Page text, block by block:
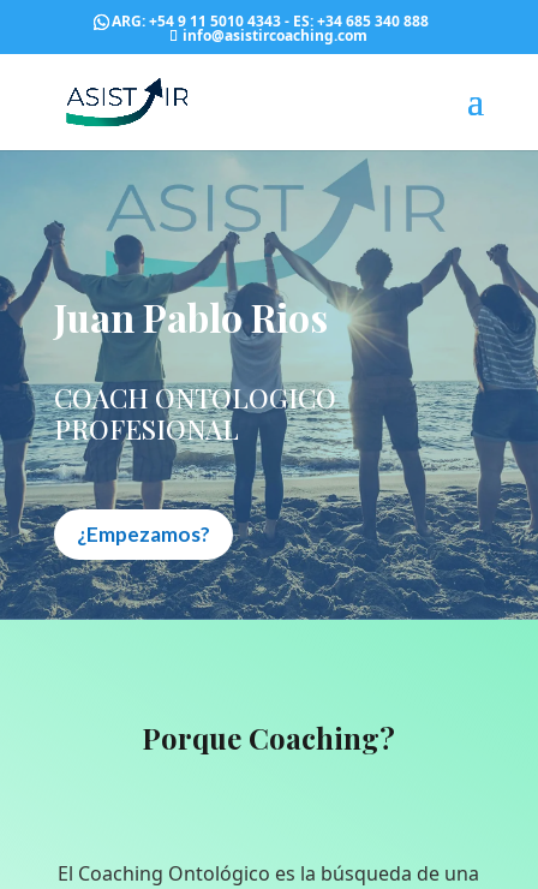
ARG: +54 9 11 5010 4343- ES: +34 685 340 888
info@asistircoaching.com
Juan Pablo Rios
COACH ONTOLOGICO
PROFESIONAL
¿Empezamos?
Porque Coaching?
El Coaching Ontológico es la búsqueda de una